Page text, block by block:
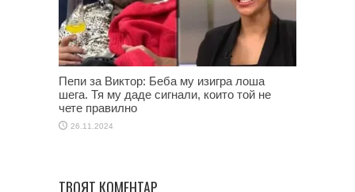
Пепи за Виктор: Беба му изигра лоша
шега. Тя му даде сигнали, които той не
чете правилно
26.11.2024
ТВОЯТ КОМЕНТАР